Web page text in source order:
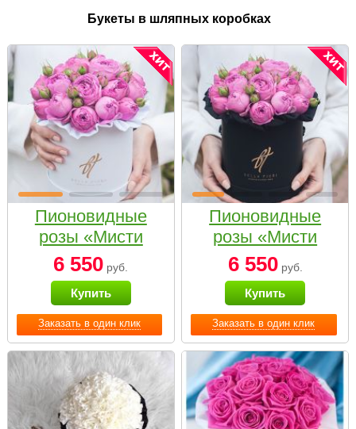
Букеты в шляпных коробках
Заказать в один клик
Пионовидные
розы «Мисти
бабблс» в белой
коробке Small
6 550 руб.
Купить
Заказать в один клик
Пионовидные
розы «Мисти
бабблс» в
черной коробке
Small
6 550руб.
Купить